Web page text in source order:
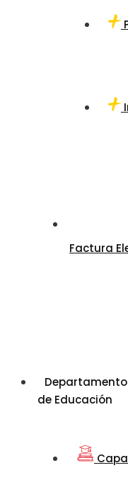
Factura
Departamento
de Educación